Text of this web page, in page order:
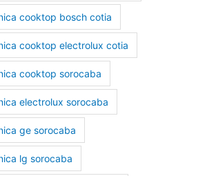
cooktop bosch cotia
cooktop electrolux cotia
cooktop sorocaba
electrolux sorocaba
ge sorocaba
lg sorocaba